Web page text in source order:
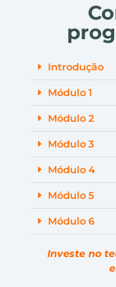
Introdução
Módulo 1
Módulo 2
Módulo 3
Módulo 4
Módulo 5
Módulo 6
Investe no